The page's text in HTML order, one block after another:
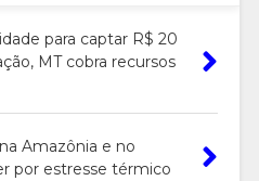
para captar R$ 20
MT cobra recursos
Amazônia e no
por estresse térmico